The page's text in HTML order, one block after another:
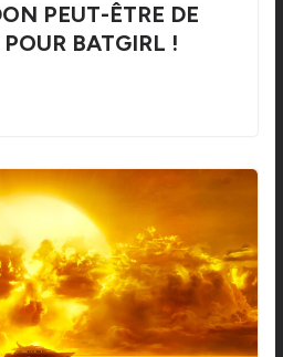
PEUT-ÊTRE DE
BATGIRL !